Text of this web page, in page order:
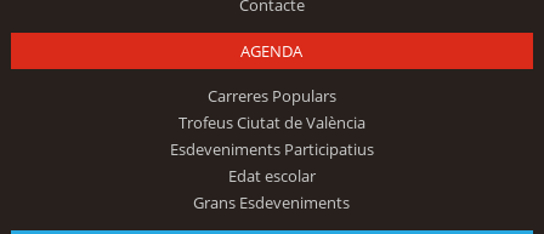
Contacte
AGENDA
Carreres Populars
Trofeus Ciutat de València
Esdeveniments Participatius
Edat escolar
Grans Esdeveniments